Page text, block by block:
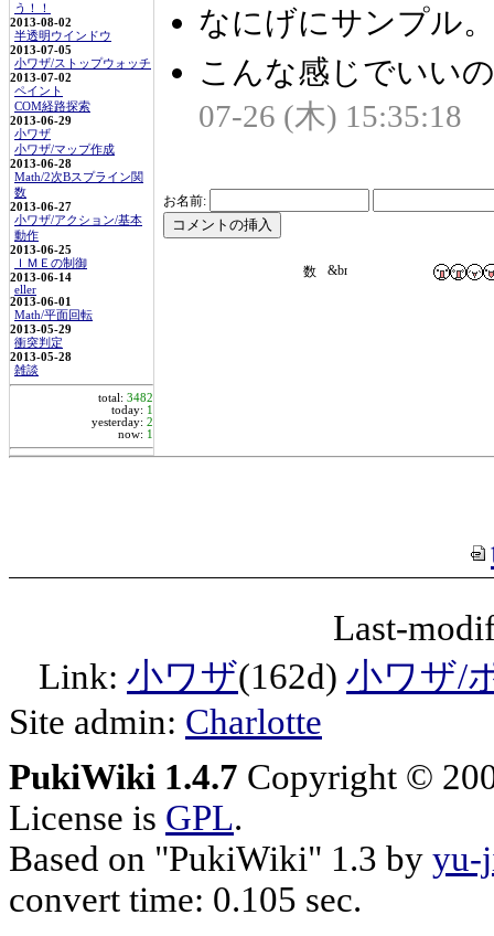
う！！
2013-08-02
半透明ウインドウ
2013-07-05
小ワザ/ストップウォッチ
2013-07-02
ペイント
COM経路探索
2013-06-29
小ワザ
小ワザ/マップ作成
2013-06-28
Math/2次Bスプライン関
数
2013-06-27
小ワザ/アクション/基本
動作
2013-06-25
ＩＭＥの制御
2013-06-14
eller
2013-06-01
Math/平面回転
2013-05-29
衝突判定
2013-05-28
雑談
total: 3482
today: 1
yesterday: 2
now: 1
なにげにサンプル
こんな感じでいい
07-26 (木) 15:35:18
お名前:
Last-
Link: 小ワザ(162d) 小ワザ/
Site admin: Charlotte
PukiWiki 1.4.7 Copyright ©
License is GPL.
Based on "PukiWiki" 1.3 by yu-
convert time: 0.105 sec.